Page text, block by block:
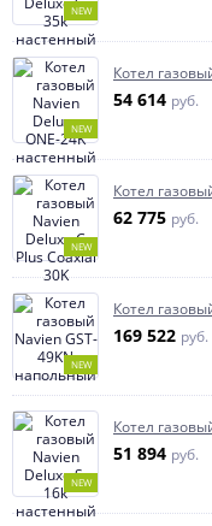
NEW
NEW
Котел
54 614 руб.
NEW
Котел
62 775 руб.
NEW
Котел
169 522 руб.
NEW
Котел
51 894 руб.